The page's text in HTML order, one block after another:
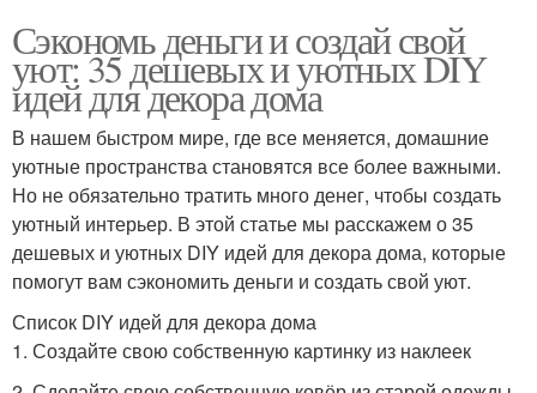
Сэкономь деньги и создай свой
уют: 35 дешевых и уютных DIY
идей для декора дома
В нашем быстром мире, где все меняется, домашние
уютные пространства становятся все более важными.
Но не обязательно тратить много денег, чтобы создать
уютный интерьер. В этой статье мы расскажем о 35
дешевых и уютных DIY идей для декора дома, которые
помогут вам сэкономить деньги и создать свой уют.
Список DIY идей для декора дома
1. Создайте свою собственную картинку из наклеек